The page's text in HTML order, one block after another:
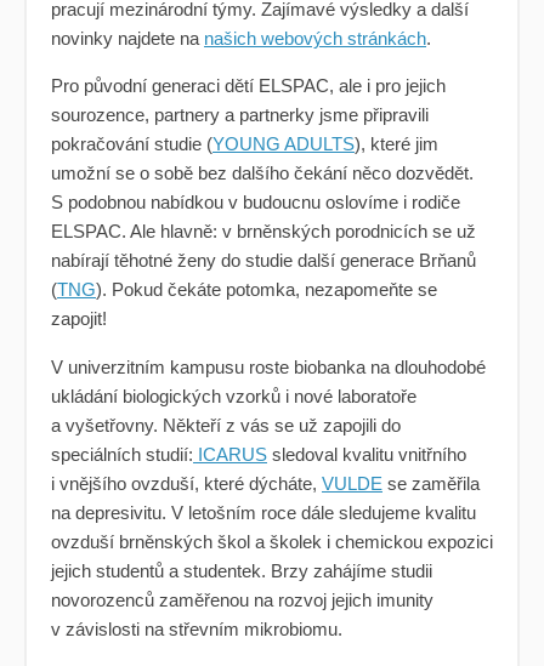
pracují mezinárodní týmy. Zajímavé výsledky a další
novinky najdete na našich webových stránkách.
Pro původní generaci dětí ELSPAC, ale i pro jejich
sourozence, partnery a partnerky jsme připravili
pokračování studie (YOUNG ADULTS), které jim
umožní se o sobě bez dalšího čekání něco dozvědět.
S podobnou nabídkou v budoucnu oslovíme i rodiče
ELSPAC. Ale hlavně: v brněnských porodnicích se už
nabírají těhotné ženy do studie další generace Brňanů
(TNG). Pokud čekáte potomka, nezapomeňte se
zapojit!
V univerzitním kampusu roste biobanka na dlouhodobé
ukládání biologických vzorků i nové laboratoře
a vyšetřovny. Někteří z vás se už zapojili do
speciálních studií: ICARUS sledoval kvalitu vnitřního
i vnějšího ovzduší, které dýcháte, VULDE se zaměřila
na depresivitu. V letošním roce dále sledujeme kvalitu
ovzduší brněnských škol a školek i chemickou expozici
jejich studentů a studentek. Brzy zahájíme studii
novorozenců zaměřenou na rozvoj jejich imunity
v závislosti na střevním mikrobiomu.